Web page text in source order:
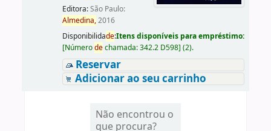
Editora:São Paulo:
Almedina,2016
Disponibilidade:Itens disponíveis para empréstimo:
[Númerodechamada:342.2 D598] (2).
Reservar
Adicionar ao seu carrinho
Não encontrou o
que procura?